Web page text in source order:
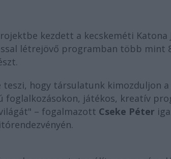
kezdett a kecskeméti Katona
létrejövő programban több mint
teszi, hogy társulatunk kimozduljon
foglalkozásokon, játékos, kreatív
– fogalmazott Cseke Péter